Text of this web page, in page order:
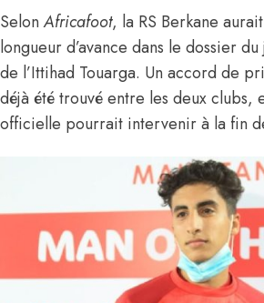
SelonAfricafoot, la RS Berkane
longueur d’avance dans le dossier
de l’Ittihad Touarga. Un accord de
déjà été trouvé entre les deux clubs,
officielle pourrait intervenir à la fin